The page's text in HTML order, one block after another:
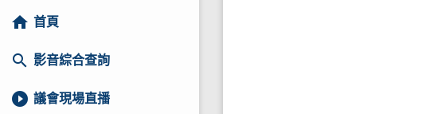
home 首頁
search 影音綜合查詢
play_circle_filled 議會現場直播